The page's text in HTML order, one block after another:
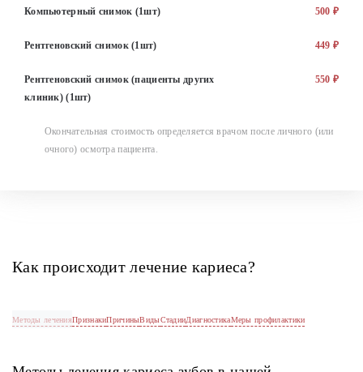
Компьютерный снимок (1шт) 500 ₽
Рентгеновский снимок (1шт) 449 ₽
Рентгеновский снимок (пациенты других
клиник) (1шт)
550 ₽
Окончательная стоимость определяется врачом после личного (или
очного) осмотра пациента.
Как происходит лечение кариеса?
Методы леченияПризнакиПричиныВидыСтадииДиагностикаМеры профилактики